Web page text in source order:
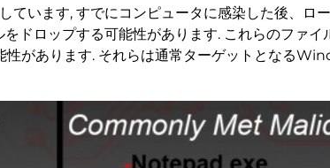
ています, すでにコンピュータに感染した後、ロ
ドロップする可能性があります. これらのファ
があります. それらは通常ターゲットとなる